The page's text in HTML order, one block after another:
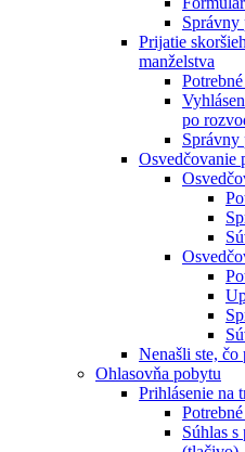
Správny
Prijatie
manželstva
po
Správny
Osvedčovanie
Nenašli ste, čo
Ohlasovňa pobytu
Prihlásenie na
Súhlas